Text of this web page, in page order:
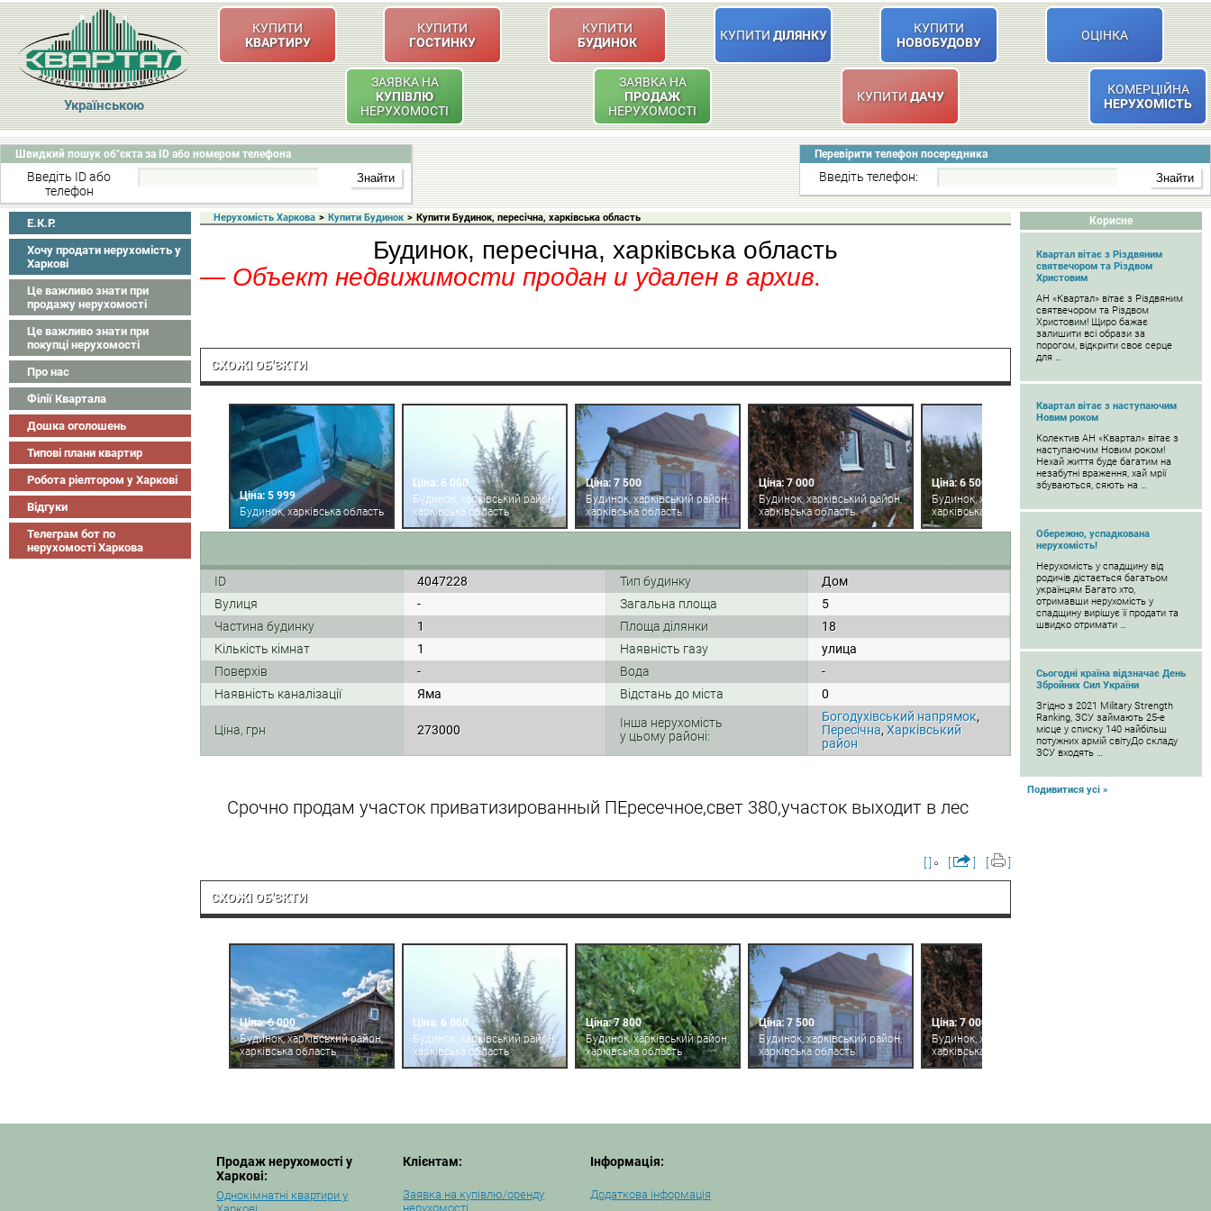
Українською
КУПИТИ
КВАРТИРУ
КУПИТИ
ГОСТИНКУ
КУПИТИ
БУДИНОК
КУПИТИДІЛЯНКУ
КУПИТИ
НОВОБУДОВУ
ОЦІНКА
ЗАЯВКА НА
КУПІВЛЮ
НЕРУХОМОСТІ
ЗАЯВКА НА
ПРОДАЖ
НЕРУХОМОСТІ
КУПИТИДАЧУ
КОМЕРЦІЙНА
НЕРУХОМІСТЬ
Швидкий пошук об"єкта за ID або номером телефона
Введіть ID або
телефон
Перевірити телефон посередника
Введіть телефон:
Е.К.Р.
Хочу продати нерухомість у
Харкові
Це важливо знати при
продажу нерухомості
Це важливо знати при
покупці нерухомості
Про нас
Філії Квартала
Дошка оголошень
Типові плани квартир
Робота ріелтором у Харкові
Відгуки
Телеграм бот по
нерухомості Харкова
Корисне
Квартал вітає з Різдвяним
святвечором та Різдвом
Христовим
АН «Квартал» вітає з Різдвяним
святвечором та Різдвом
Христовим! Щиро бажає
залишити всі образи за
порогом, відкрити своє серце
для …
Квартал вітає з наступаючим
Новим роком
Колектив АН «Квартал» вітає з
наступаючим Новим роком!
Нехай життя буде багатим на
незабутні враження, хай мрії
збуваються, сяють на …
Обережно, успадкована
нерухомість!
Нерухомість у спадщину від
родичів дістається багатьом
українцям Багато хто,
отримавши нерухомість у
спадщину вирішує її продати та
швидко отримати …
Сьогодні країна відзначає День
Збройних Сил України
Згідно з 2021 Military Strength
Ranking, ЗСУ займають 25-е
місце у списку 140 найбільш
потужних армій світуДо складу
ЗСУ входять …
Подивитися усі »
Нерухомість Харкова > Купити Будинок > Купити Будинок, пересічна, харківська область
Будинок, пересічна, харківська область
— Объект недвижимости продан и удален в архив.
СХОЖІ ОБ'ЄКТИ
Ціна: 5 999
Будинок, харківська область
Ціна: 6 000
Будинок, харківський район,
харківська область
Ціна: 7 500
Будинок, харківський район,
харківська область
Ціна: 7 000
Будинок, харківський район,
харківська область
Ціна: 6 500
Будинок, харківський район,
харківська область
ID 4047228 Тип будинку
Дом
Вулиця
- Загальна площа
5
Частина будинку
1 Площа ділянки
18
Кількість кімнат
1 Наявність газу
улица
Поверхів
- Вода
-
Наявність каналізації
Яма Відстань до міста 0
Ціна, грн 273000
Інша нерухомість
у цьому районі:
Богодухівський напрямок,
Пересічна, Харківський
район
Срочно продам участок приватизированный ПЕресечное,свет 380,участок выходит в лес
СХОЖІ ОБ'ЄКТИ
Ціна: 6 000
Будинок, харківський район,
харківська область
Ціна: 6 000
Будинок, харківський район,
харківська область
Ціна: 7 800
Будинок, харківський район,
харківська область
Ціна: 7 500
Будинок, харківський район,
харківська область
Ціна: 7 000
Будинок, харківський район,
харківська область
Продаж нерухомості у
Харкові:
Однокімнатні квартири у
Клієнтам:
Заявка на купівлю/оренду
нерухомості
Інформація:
Додаткова інформація